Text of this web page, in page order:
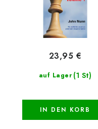
auf Lager (1 St)
23,95 €
IN DEN KORB